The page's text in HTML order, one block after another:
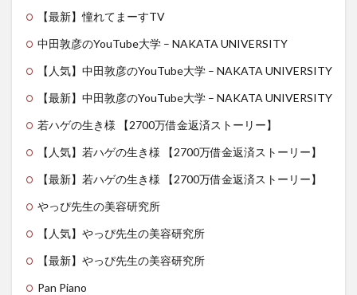
【最新】憧れてまーすTV
中田敦彦のYouTube大学 – NAKATA UNIVERSITY
【人気】中田敦彦のYouTube大学 – NAKATA UNIVERSITY
【最新】中田敦彦のYouTube大学 – NAKATA UNIVERSITY
若ハゲの生き様 【2700万借金返済ストーリー】
【人気】若ハゲの生き様 【2700万借金返済ストーリー】
【最新】若ハゲの生き様 【2700万借金返済ストーリー】
やっぴ先生の美容研究所
【人気】やっぴ先生の美容研究所
【最新】やっぴ先生の美容研究所
Pan Piano